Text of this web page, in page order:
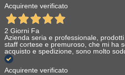
Acquirente verificato
2 Giorni Fa
Azienda seria e professionale,
staff cortese e premuroso, che mi ha
acquisto e spedizione, sono molto
Acquirente verificato